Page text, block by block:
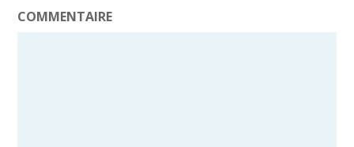
COMMENTAIRE